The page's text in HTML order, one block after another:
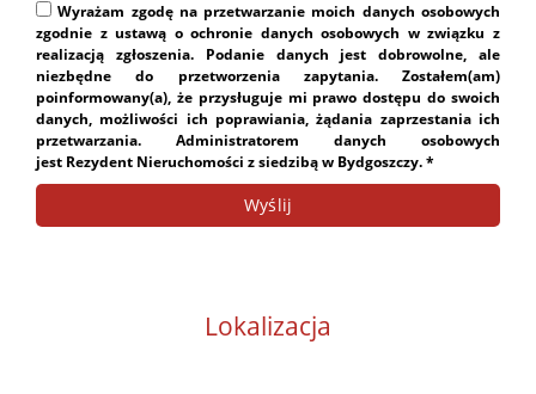
Wyrażam zgodę na przetwarzanie moich danych osobowych
zgodnie z ustawą o ochronie danych osobowych w związku z
realizacją zgłoszenia. Podanie danych jest dobrowolne, ale
niezbędne do przetworzenia zapytania. Zostałem(am)
poinformowany(a), że przysługuje mi prawo dostępu do swoich
danych, możliwości ich poprawiania, żądania zaprzestania ich
przetwarzania. Administratorem danych osobowych
jest Rezydent Nieruchomości z siedzibą w Bydgoszczy. *
Lokalizacja